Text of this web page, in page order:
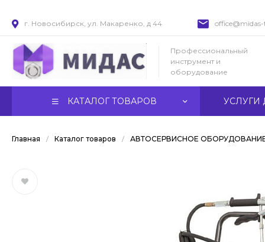
г. Новосибирск, ул. Макаренко, д 44
Профессиональный
инструмент и
оборудование
КАТАЛОГ ТОВАРОВ УСЛУГИ
Главная / Каталог товаров / АВТОСЕРВИСНОЕ